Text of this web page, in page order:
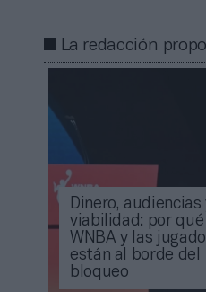
La redacción
Dinero, audiencias
viabilidad: por qué
WNBA y las
están al borde del
bloqueo